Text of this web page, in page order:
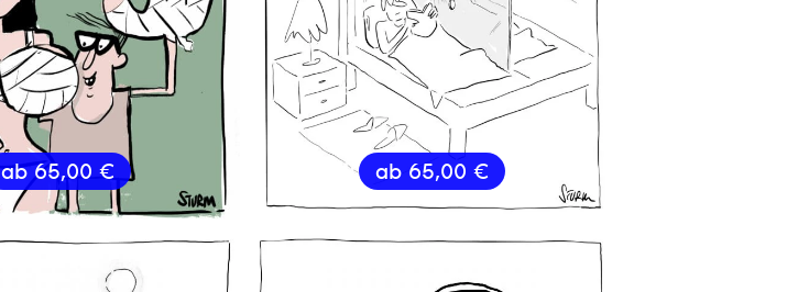
ab65,00€ ab 65,00 €